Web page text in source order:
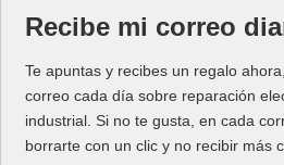
Recibe mi correo
Te apuntas y recibes un regalo
correo cada día sobre reparación
industrial. Si no te gusta, en cada
borrarte con un clic y no recibir más